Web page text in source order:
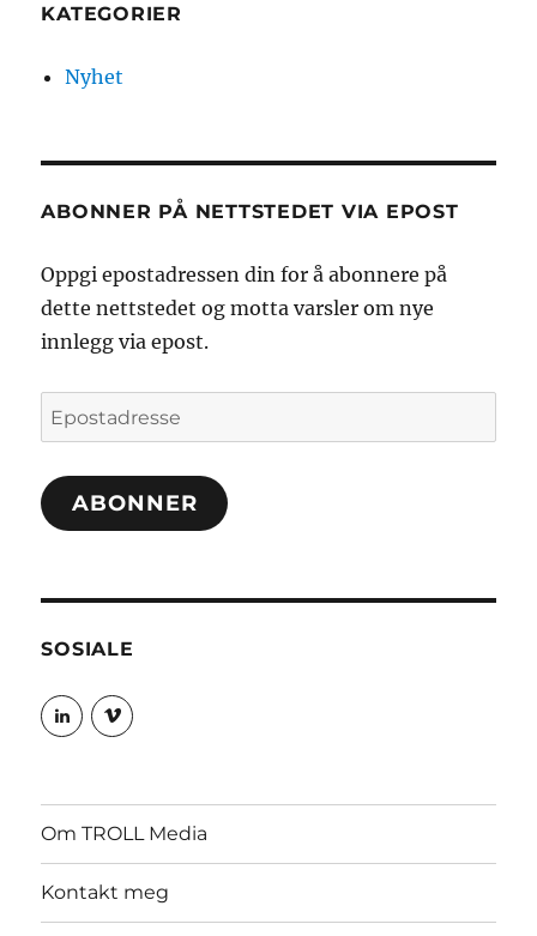
KATEGORIER
Nyhet
ABONNER PÅ NETTSTEDET VIA EPOST
Oppgi epostadressen din for å abonnere på
dette nettstedet og motta varsler om nye
innlegg via epost.
Epostadresse
ABONNER
SOSIALE
Vis
profilen
LinkedIn
Vis
profilen
Vimeo
Om TROLL Media
Kontakt meg